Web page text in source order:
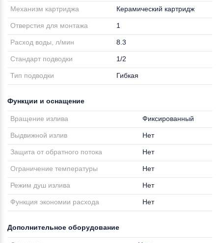
Механизм картриджа Керамический картридж
Отверстия для монтажа 1
Расход воды, л/мин 8.3
Стандарт подводки 1/2
Тип подводки Гибкая
Функции и оснащение
Вращение излива Фиксированный
Выдвижной излив Нет
Защита от обратного потока Нет
Ограничение температуры Нет
Режим душ излива Нет
Функция экономии расхода Нет
Дополнительное оборудование